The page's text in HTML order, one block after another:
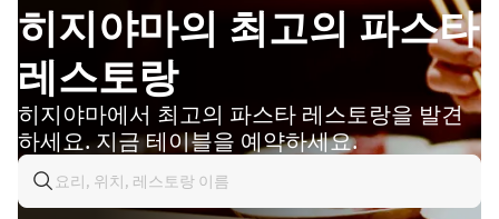
히지야마의 최고의 파스타
레스토랑
히지야마에서 최고의 파스타 레스토랑을 발견
하세요. 지금 테이블을 예약하세요.